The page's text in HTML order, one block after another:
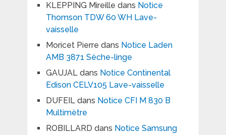
KLEPPING Mireille dans Notice
Thomson TDW 60 WH Lave-
vaisselle
Moricet Pierre dans Notice Laden
AMB 3871 Sèche-linge
GAUJALdans Notice Continental
Edison CELV105 Lave-vaisselle
DUFEILdans Notice CFI M 830 B
Multimètre
ROBILLARD dans Notice Samsung